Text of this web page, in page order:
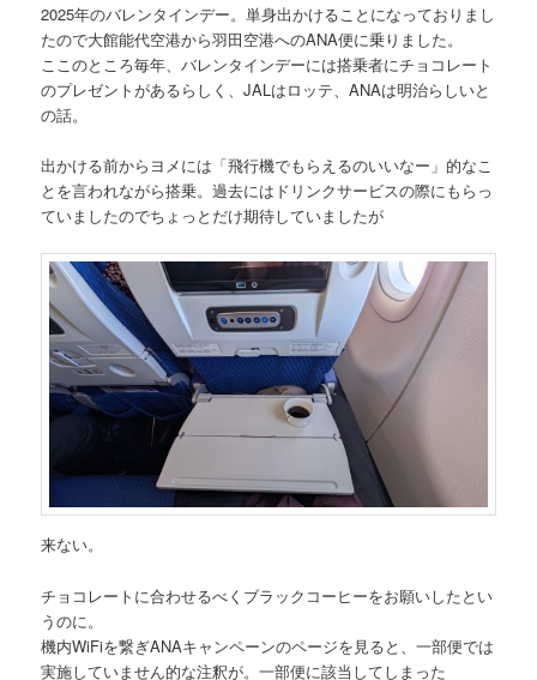
2025年のバレンタインデー。単身出かけることになっておりまし
たので大館能代空港から羽田空港へのANA便に乗りました。
ここのところ毎年、バレンタインデーには搭乗者にチョコレート
のプレゼントがあるらしく、JALはロッテ、ANAは明治らしいと
の話。
出かける前からヨメには「飛行機でもらえるのいいなー」的なこ
とを言われながら搭乗。過去にはドリンクサービスの際にもらっ
ていましたのでちょっとだけ期待していましたが
来ない。
チョコレートに合わせるべくブラックコーヒーをお願いしたとい
うのに。
機内WiFiを繋ぎANAキャンペーンのページを見ると、一部便では
実施していません的な注釈が。一部便に該当してしまった